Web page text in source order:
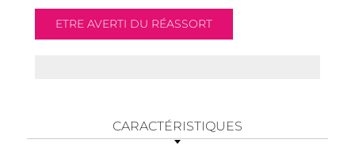
CARACTÉRISTIQUES